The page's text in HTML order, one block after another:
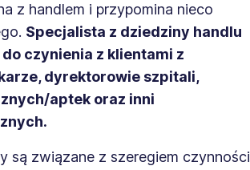
z handlem i przypomina nieco
Specjalista z dziedziny handlu
czynienia z klientami z
dyrektorowie szpitali,
aptek oraz inni
są związane z szeregiem czynności